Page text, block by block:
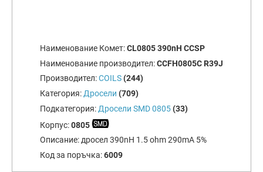
Наименование Комет:CL0805 390nH CCSP
Наименование производител:CCFH0805C R39J
Производител:COILS(244)
Категория: Дросели (709)
Подкатегория: Дросели SMD 0805(33)
Корпус:0805
Описание:дросел 390nH 1.5 ohm 290mA 5%
Код за поръчка:6009